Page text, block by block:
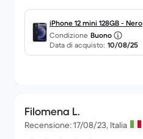
iPhone 12 mini 128GB - Nero
Condizione Buono
Data di acquisto: 10/08/25
Filomena L.
Recensione: 17/08/23, Italia